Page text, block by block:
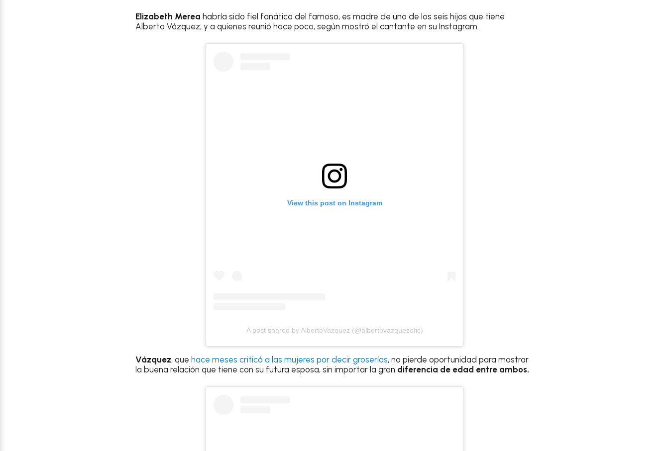
Elizabeth Merea habría sido fiel fanática del famoso, es madre de uno de los seis hijos que tiene
Alberto Vázquez, y a quienes reunió hace poco, según mostró el cantante en su Instagram.
View this post on Instagram
A post shared by AlbertoVazquez (@albertovazquezofic)
Vázquez, que hace meses criticó a las mujeres por decir groserías, no pierde oportunidad para mostrar
la buena relación que tiene con su futura esposa, sin importar la gran diferencia de edad entre ambos.